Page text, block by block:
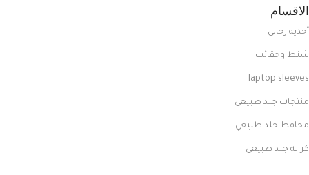
الاقسام
أحذية رجالي
شنط وحقائب
laptop sleeves
منتجات جلد طبيعي
محافظ جلد طبيعي
كراتة جلد طبيعي